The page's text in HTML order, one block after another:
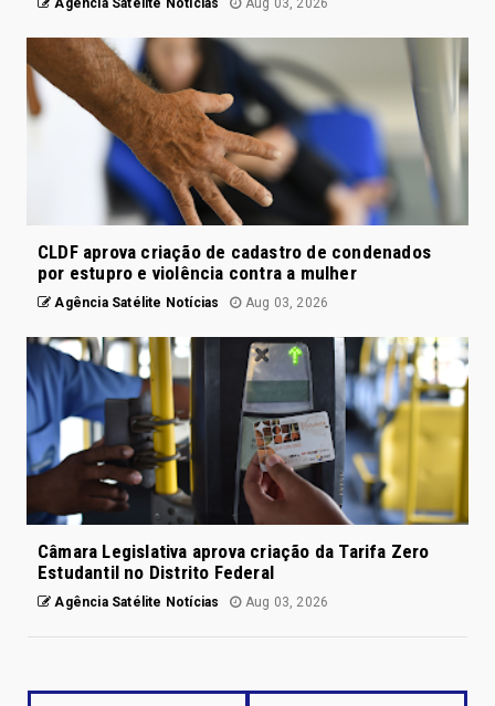
CLDF aprova criação de cadastro de condenados
por estupro e violência contra a mulher
Agência Satélite Notícias Aug 03, 2026
Câmara Legislativa aprova criação da Tarifa Zero
Estudantil no Distrito Federal
Agência Satélite Notícias Aug 03, 2026